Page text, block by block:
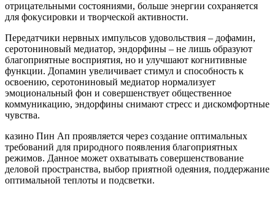
отрицательными состояниями, больше энергии сохраняется
для фокусировки и творческой активности.
Передатчики нервных импульсов удовольствия – дофамин,
серотониновый медиатор, эндорфины – не лишь образуют
благоприятные восприятия, но и улучшают когнитивные
функции. Допамин увеличивает стимул и способность к
освоению, серотониновый медиатор нормализует
эмоциональный фон и совершенствует общественное
коммуникацию, эндорфины снимают стресс и дискомфортные
чувства.
казино Пин Ап проявляется через создание оптимальных
требований для природного появления благоприятных
режимов. Данное может охватывать совершенствование
деловой пространства, выбор приятной одеяния, поддержание
оптимальной теплоты и подсветки.